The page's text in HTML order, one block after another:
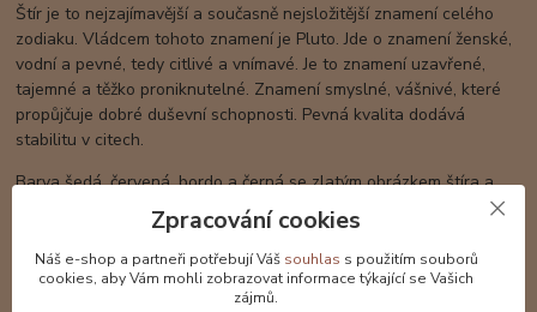
Štír je to nejzajímavější a současně nejsložitější znamení celého
zodiaku. Vládcem tohoto znamení je Pluto. Jde o znamení ženské,
vodní a pevné, tedy citlivé a vnímavé. Je to znamení uzavřené,
tajemné a těžko proniknutelné. Znamení smyslné, vášnivé, které
propůjčuje dobré duševní schopnosti. Pevná kvalita dodává
stabilitu v citech.
Barva šedá, červená, bordo a černá se zlatým obrázkem štíra a
jeho symbolem z druhé strany svíce.
Červená je barvou 1. - kořenové čakry. Je to barva života, tělesné
lásky, sexuality, smyslnosti a vášně. Představuje kořeny, základ.
Probouzí pohyblivost, radost z rizika, odvahu, sílu vůle a
Zpracování cookies
Náš e-shop a partneři potřebují Váš souhlas s použitím souborů
cookies, aby Vám mohli zobrazovat informace týkající se Vašich
zájmů.